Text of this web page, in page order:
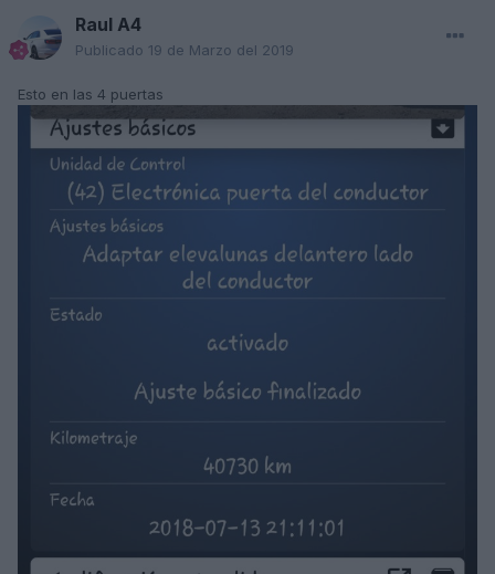
Raul A4
Publicado 19 de Marzo del 2019
Esto en las 4 puertas